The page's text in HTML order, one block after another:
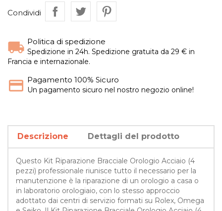
Condividi
Politica di spedizione
Spedizione in 24h. Spedizione gratuita da 29 € in
Francia e internazionale.
Pagamento 100% Sicuro
Un pagamento sicuro nel nostro negozio online!
Descrizione Dettagli del prodotto
Questo Kit Riparazione Bracciale Orologio Acciaio (4
pezzi) professionale riunisce tutto il necessario per la
manutenzione è la riparazione di un orologio a casa o
in laboratorio orologiaio, con lo stesso approccio
adottato dai centri di servizio formati su Rolex, Omega